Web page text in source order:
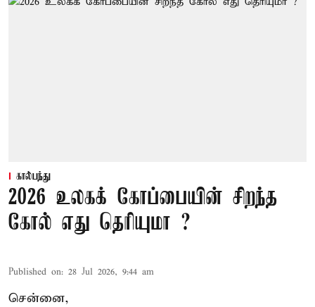
கால்பந்து
2026 உலகக் கோப்பையின் சிறந்த
கோல் எது தெரியுமா ?
Published on: 28 Jul 2026, 9:44 am
சென்னை,